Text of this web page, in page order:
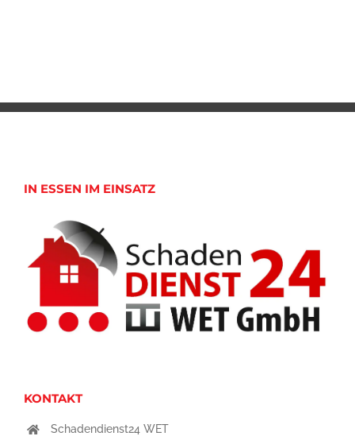
IN ESSEN IM EINSATZ
KONTAKT
Schadendienst24 WET